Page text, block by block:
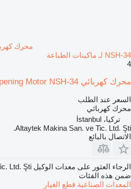
NSH-34 لـ ماكينات الطباعة
4
محرك كهربائي Dampening Motor NSH-34 لـ ماكينات الطباعة
السعر عند الطلب
محرك كهربائي
تركيا، İstanbul
Altaytek Makina San. ve Tic. Ltd. Şti.
الاتصال بالبائع
ضمن هذه الفئات
المعدات الصناعية قطع الغيار